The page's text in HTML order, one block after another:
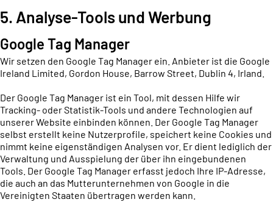
5. Analyse-Tools und Werbung
Google Tag Manager
Wir setzen den Google Tag Manager ein. Anbieter ist die Google
Ireland Limited, Gordon House, Barrow Street, Dublin 4, Irland.
Der Google Tag Manager ist ein Tool, mit dessen Hilfe wir
Tracking- oder Statistik-Tools und andere Technologien auf
unserer Website einbinden können. Der Google Tag Manager
selbst erstellt keine Nutzerprofile, speichert keine Cookies und
nimmt keine eigenständigen Analysen vor. Er dient lediglich der
Verwaltung und Ausspielung der über ihn eingebundenen
Tools. Der Google Tag Manager erfasst jedoch Ihre IP-Adresse,
die auch an das Mutterunternehmen von Google in die
Vereinigten Staaten übertragen werden kann.